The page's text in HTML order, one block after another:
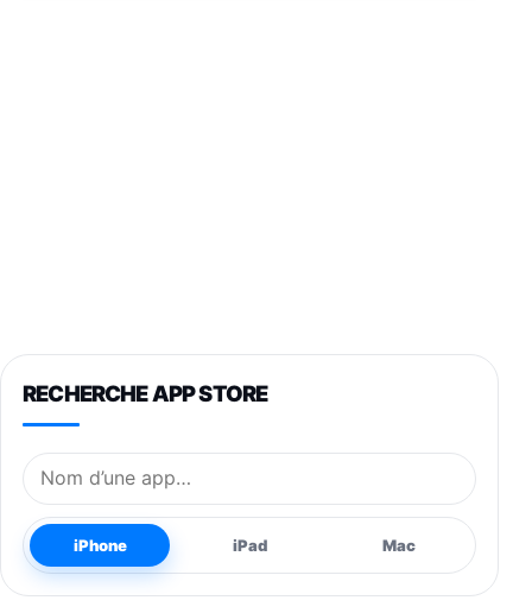
RECHERCHE APP STORE
Nom de l’application
iPhone iPad Mac